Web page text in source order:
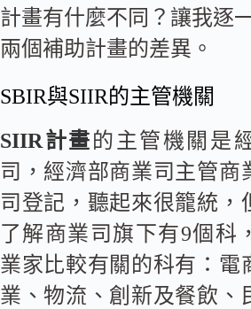
計畫有什麼不同？讓我逐
兩個補助計畫的差異。
SBIR與SIIR的主管機關
SIIR計畫的主管機關是
司，經濟部商業司主管商
司登記，聽起來很籠統，
了解商業司旗下有9個科
業家比較有關的科有：電
業、物流、創新及餐飲、